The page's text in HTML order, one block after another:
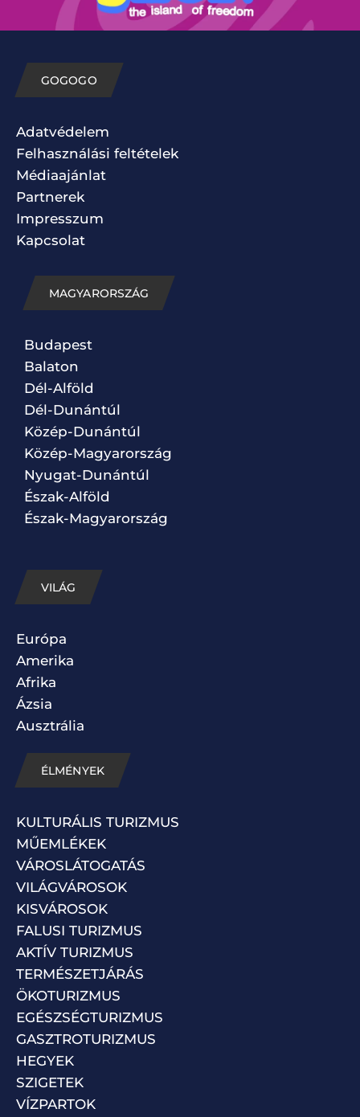
GOGOGO
Adatvédelem
Felhasználási feltételek
Médiaajánlat
Partnerek
Impresszum
Kapcsolat
MAGYARORSZÁG
Budapest
Balaton
Dél-Alföld
Dél-Dunántúl
Közép-Dunántúl
Közép-Magyarország
Nyugat-Dunántúl
Észak-Alföld
Észak-Magyarország
VILÁG
Európa
Amerika
Afrika
Ázsia
Ausztrália
ÉLMÉNYEK
KULTURÁLIS TURIZMUS
MŰEMLÉKEK
VÁROSLÁTOGATÁS
VILÁGVÁROSOK
KISVÁROSOK
FALUSI TURIZMUS
AKTÍV TURIZMUS
TERMÉSZETJÁRÁS
ÖKOTURIZMUS
EGÉSZSÉGTURIZMUS
GASZTROTURIZMUS
HEGYEK
SZIGETEK
VÍZPARTOK